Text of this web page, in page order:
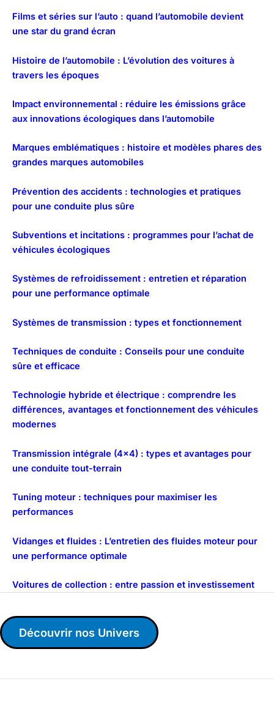
Films et séries sur l’auto : quand l’automobile devient
une star du grand écran
Histoire de l’automobile : L’évolution des voitures à
travers les époques
Impact environnemental : réduire les émissions grâce
aux innovations écologiques dans l’automobile
Marques emblématiques : histoire et modèles phares des
grandes marques automobiles
Prévention des accidents : technologies et pratiques
pour une conduite plus sûre
Subventions et incitations : programmes pour l’achat de
véhicules écologiques
Systèmes de refroidissement : entretien et réparation
pour une performance optimale
Systèmes de transmission : types et fonctionnement
Techniques de conduite : Conseils pour une conduite
sûre et efficace
Technologie hybride et électrique : comprendre les
différences, avantages et fonctionnement des véhicules
modernes
Transmission intégrale (4×4) : types et avantages pour
une conduite tout-terrain
Tuning moteur : techniques pour maximiser les
performances
Vidanges et fluides : L’entretien des fluides moteur pour
une performance optimale
Voitures de collection : entre passion et investissement
Découvrir nos Univers